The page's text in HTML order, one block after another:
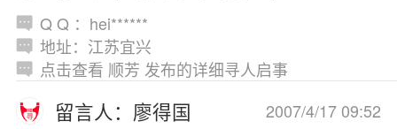
Q Q ：hei******
地址：江苏宜兴
点击查看 顺芳 发布的详细寻人启事
2007/4/17 09:52
留言人：廖得国